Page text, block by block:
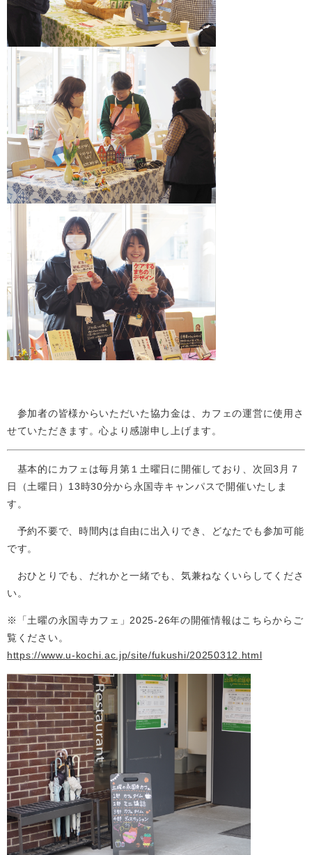
参加者の皆様からいただいた協力金は、カフェの運営に使用さ
せていただきます。心より感謝申し上げます。
基本的にカフェは毎月第１土曜日に開催しており、次回3月７
日（土曜日）13時30分から永国寺キャンパスで開催いたしま
す。
予約不要で、時間内は自由に出入りでき、どなたでも参加可能
です。
おひとりでも、だれかと一緒でも、気兼ねなくいらしてくださ
い。
※「土曜の永国寺カフェ」2025-26年の開催情報はこちらからご
覧ください。
https://www.u-kochi.ac.jp/site/fukushi/20250312.html